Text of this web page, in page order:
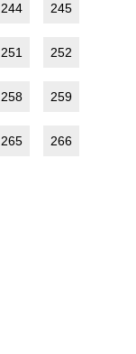
244 245
251 252
258 259
265 266